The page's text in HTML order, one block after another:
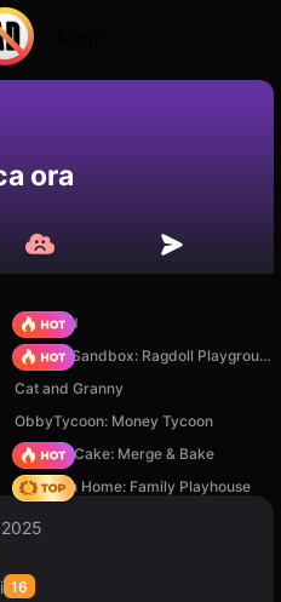
ora
TB World
Sprunki Sandbox: Ragdoll Playground Mode
Cat and Granny
ObbyTycoon: Money Tycoon
Piece of Cake: Merge & Bake
My Town Home: Family Playhouse
16